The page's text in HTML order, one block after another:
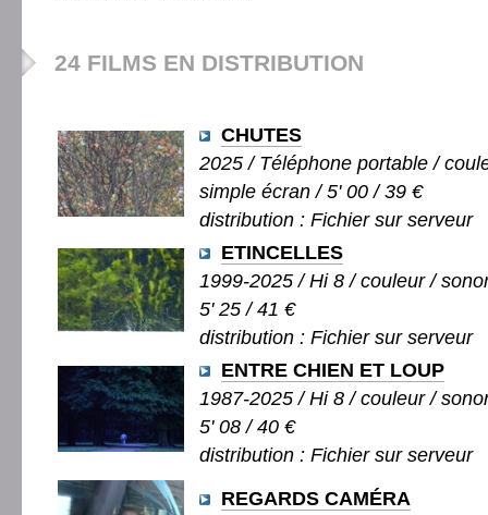
24 FILMS EN DISTRIBUTION
CHUTES
2025 / Téléphone portable /
simple écran / 5' 00 / 39 €
distribution : Fichier sur serveur
ETINCELLES
1999-2025 / Hi 8 / couleur /
5' 25 / 41 €
distribution : Fichier sur serveur
ENTRE CHIEN ET LOUP
1987-2025 / Hi 8 / couleur /
5' 08 / 40 €
distribution : Fichier sur serveur
REGARDS CAMÉRA